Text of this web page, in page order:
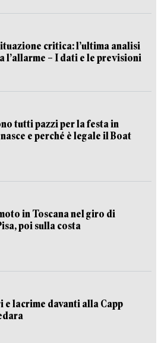
critica: l’ultima analisi
l’allarme – I dati e le previsioni
tutti pazzi per la festa in
e perché è legale il Boat
in Toscana nel giro di
poi sulla costa
e lacrime davanti alla Capp